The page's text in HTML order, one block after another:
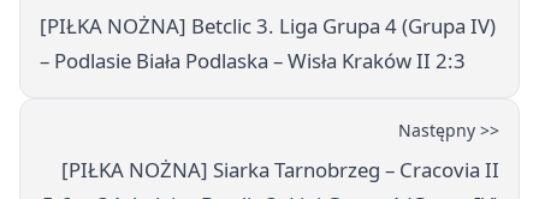
[PIŁKA NOŻNA] Betclic 3. Liga Grupa 4 (Grupa IV)
– Podlasie Biała Podlaska – Wisła Kraków II 2:3
Następny >>
[PIŁKA NOŻNA] Siarka Tarnobrzeg – Cracovia II